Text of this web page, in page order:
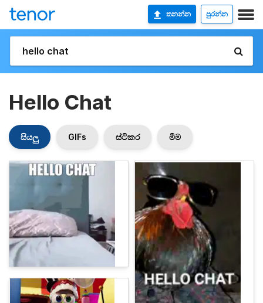
තනන්න පුරන්න
Hello Chat
සියලු GIFs ස්ටිකර මීම